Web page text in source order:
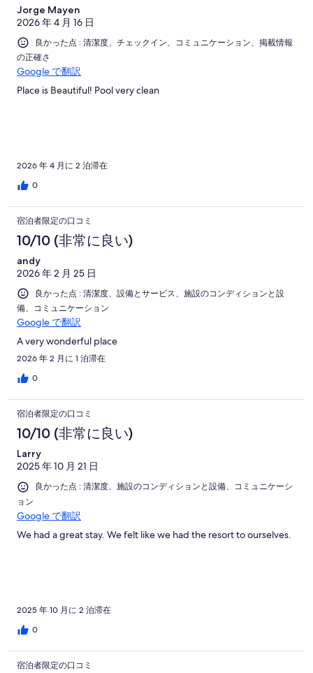
満
が
非
常
に
不
満
ミ
Jorge Mayen
2026 年 4 月 16 日
良かった点 : 清潔度、チェックイン、コミュニケーション、掲載情報
の正確さ
Google で翻訳
Place is Beautiful! Pool very clean
2026 年 4 月に 2 泊滞在
0
宿泊者限定の口コミ
10/10 (非常に良い)
andy
2026 年 2 月 25 日
良かった点 : 清潔度、設備とサービス、施設のコンディションと設
備、コミュニケーション
Google で翻訳
A very wonderful place
2026 年 2 月に 1 泊滞在
0
宿泊者限定の口コミ
10/10 (非常に良い)
Larry
2025 年 10 月 21 日
良かった点 : 清潔度、施設のコンディションと設備、コミュニケーシ
ョン
Google で翻訳
We had a great stay. We felt like we had the resort to ourselves.
2025 年 10 月に 2 泊滞在
0
宿泊者限定の口コミ